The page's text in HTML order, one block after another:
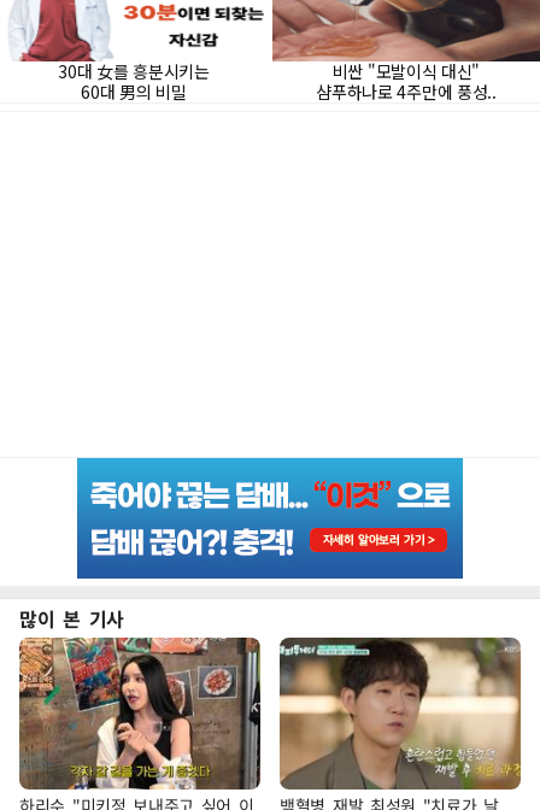
많이 본 기사
하리수 "미키정 보내주고 싶어 이
백혈병 재발 최성원 "치료가 날